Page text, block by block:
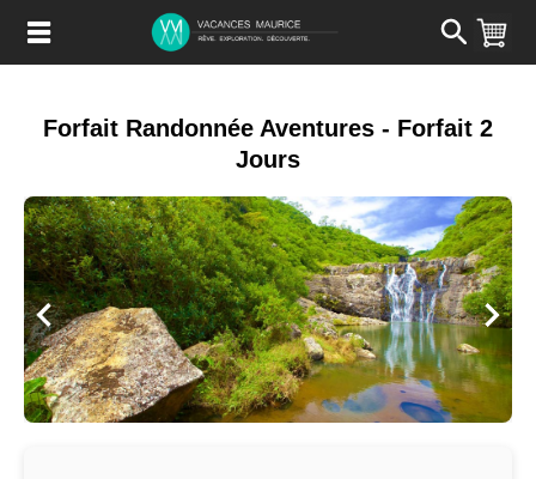
Contenu
Forfait Randonnée Aventures - Forfait 2
Jours